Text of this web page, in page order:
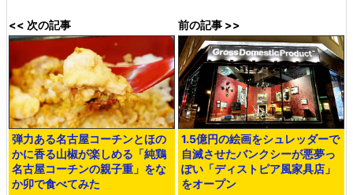
<< 次の記事
弾力ある名古屋コーチンとほの
かに香る山椒が楽しめる「純鶏
名古屋コーチンの親子重」をな
か卯で食べてみた
前の記事 >>
1.5億円の絵画をシュレッダーで
自滅させたバンクシーが悪夢っ
ぽい「ディストピア風家具店」
をオープン